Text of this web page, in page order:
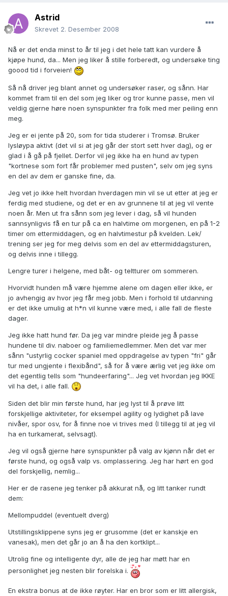
Astrid
Skrevet 2. Desember 2008
Nå er det enda minst to år til jeg i det hele tatt kan vurdere å
kjøpe hund, da... Men jeg liker å stille forberedt, og undersøke ting
goood tid i forveien!
Så nå driver jeg blant annet og undersøker raser, og sånn. Har
kommet fram til en del som jeg liker og tror kunne passe, men vil
veldig gjerne høre noen synspunkter fra folk med mer peiling enn
meg.
Jeg er ei jente på 20, som for tida studerer i Tromsø. Bruker
lysløypa aktivt (det vil si at jeg går der stort sett hver dag), og er
glad i å gå på fjellet. Derfor vil jeg ikke ha en hund av typen
"kortnese som fort får problemer med pusten", selv om jeg syns
en del av dem er ganske fine, da.
Jeg vet jo ikke helt hvordan hverdagen min vil se ut etter at jeg er
ferdig med studiene, og det er en av grunnene til at jeg vil vente
noen år. Men ut fra sånn som jeg lever i dag, så vil hunden
sannsynligvis få en tur på ca en halvtime om morgenen, en på 1-2
timer om ettermiddagen, og en halvtimestur på kvelden. Lek/
trening ser jeg for meg delvis som en del av ettermiddagsturen,
og delvis inne i tillegg.
Lengre turer i helgene, med båt- og teltturer om sommeren.
Hvorvidt hunden må være hjemme alene om dagen eller ikke, er
jo avhengig av hvor jeg får meg jobb. Men i forhold til utdanning
er det ikke umulig at h*n vil kunne være med, i alle fall de fleste
dager.
Jeg ikke hatt hund før. Da jeg var mindre pleide jeg å passe
hundene til div. naboer og familiemedlemmer. Men det var mer
sånn "ustyrlig cocker spaniel med oppdragelse av typen "fri" går
tur med ungjente i flexibånd", så for å være ærlig vet jeg ikke om
det egentlig tells som "hundeerfaring"... Jeg vet hvordan jeg IKKE
vil ha det, i alle fall.
Siden det blir min første hund, har jeg lyst til å prøve litt
forskjellige aktiviteter, for eksempel agility og lydighet på lave
nivåer, spor osv, for å finne noe vi trives med (I tillegg til at jeg vil
ha en turkamerat, selvsagt).
Jeg vil også gjerne høre synspunkter på valg av kjønn når det er
første hund, og også valp vs. omplassering. Jeg har hørt en god
del forskjellig, nemlig...
Her er de rasene jeg tenker på akkurat nå, og litt tanker rundt
dem:
Mellompuddel (eventuelt dverg)
Utstillingsklippene syns jeg er grusomme (det er kanskje en
vanesak), men det går jo an å ha den kortklipt...
Utrolig fine og intelligente dyr, alle de jeg har møtt har en
personlighet jeg nesten blir forelska i.
En ekstra bonus at de ikke røyter. Har en bror som er litt allergisk,